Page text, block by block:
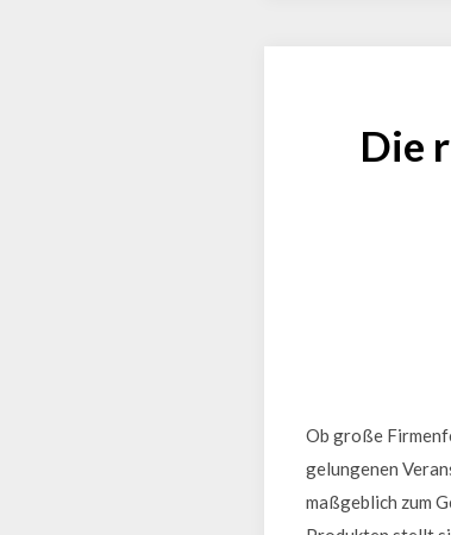
Die
Ob große
gelungenen
maßgeblich zum